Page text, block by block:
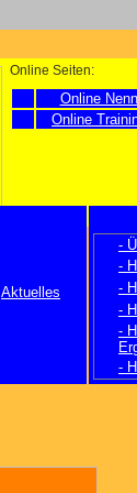
Aktuelles
-
-
-
-
-
-
Online Seiten:
Online
Online